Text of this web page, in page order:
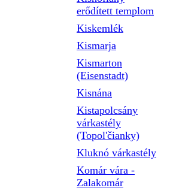
erődített templom
Kiskemlék
Kismarja
Kismarton
(Eisenstadt)
Kisnána
Kistapolcsány
várkastély
(Topol'čianky)
Kluknó várkastély
Komár vára -
Zalakomár